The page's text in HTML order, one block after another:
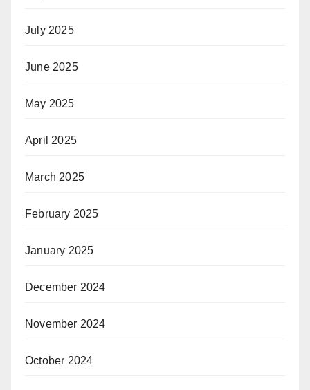
July 2025
June 2025
May 2025
April 2025
March 2025
February 2025
January 2025
December 2024
November 2024
October 2024